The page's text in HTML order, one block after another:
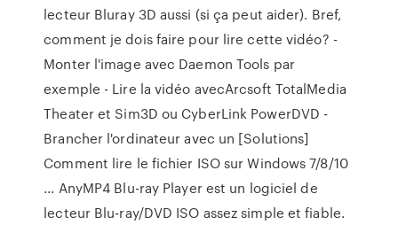
lecteur Bluray 3D aussi (si ça peut aider). Bref,
comment je dois faire pour lire cette vidéo? -
Monter l'image avec Daemon Tools par
exemple - Lire la vidéo avecArcsoft TotalMedia
Theater et Sim3D ou CyberLink PowerDVD -
Brancher l'ordinateur avec un [Solutions]
Comment lire le fichier ISO sur Windows 7/8/10
... AnyMP4 Blu-ray Player est un logiciel de
lecteur Blu-ray/DVD ISO assez simple et fiable.